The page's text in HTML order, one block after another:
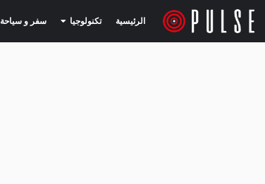
الرئيسية تكنولوجيا (current) سفر و سياحة